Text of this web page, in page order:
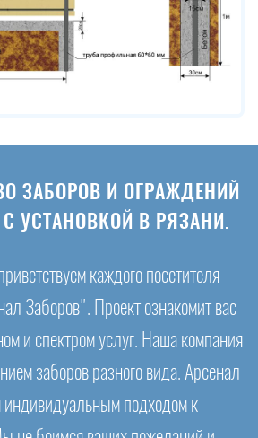
ЗАБОРОВ И ОГРАЖДЕНИЙ
УСТАНОВКОЙ В РЯЗАНИ.
каждого посетителя
Заборов". Проект ознакомит вас
и спектром услуг. Наша компания
заборов разного вида. Арсенал
индивидуальным подходом к